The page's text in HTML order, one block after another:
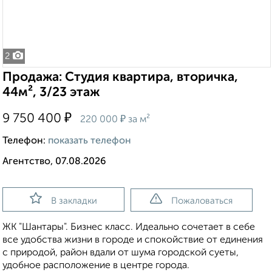
2
Продажа: Студия квартира, вторичка,
44м², 3/23 этаж
9 750 400 ₽ 220 000 ₽ за м²
Телефон: показать телефон
Агентство, 07.08.2026
В закладки Пожаловаться
ЖК "Шантары". Бизнес класс. Идеально сочетает в себе
все удобства жизни в городе и спокойствие от единения
с природой, район вдали от шума городской суеты,
удобное расположение в центре города.